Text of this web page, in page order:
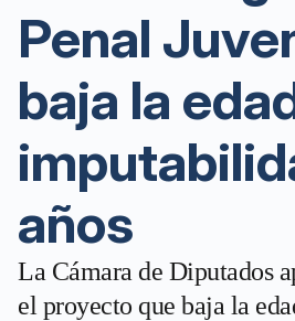
Penal
baja la
años
La Cámara de Diputados
el proyecto que baja la